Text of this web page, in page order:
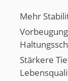
Mehr
Stärkere